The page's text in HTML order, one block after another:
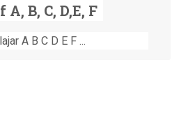
B, C, D,E, F
A B C D E F ...